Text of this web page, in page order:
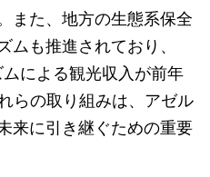
また、地方の生態系保全
ムも推進されており、
による観光収入が前年
らの取り組みは、アゼル
来に引き継ぐための重要